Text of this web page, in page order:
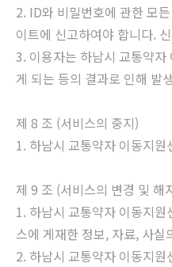
2. ID와 비밀번호에 관한 모
이트에 신고하여야 합니다.
3. 이용자는 하남시 교통약
게 되는 등의 결과로 인해 발
제 8 조 (서비스의 중지)
1. 하남시 교통약자 이동지
제 9 조 (서비스의 변경 및 해
1. 하남시 교통약자 이동지
스에 게재한 정보, 자료, 사
2. 하남시 교통약자 이동지